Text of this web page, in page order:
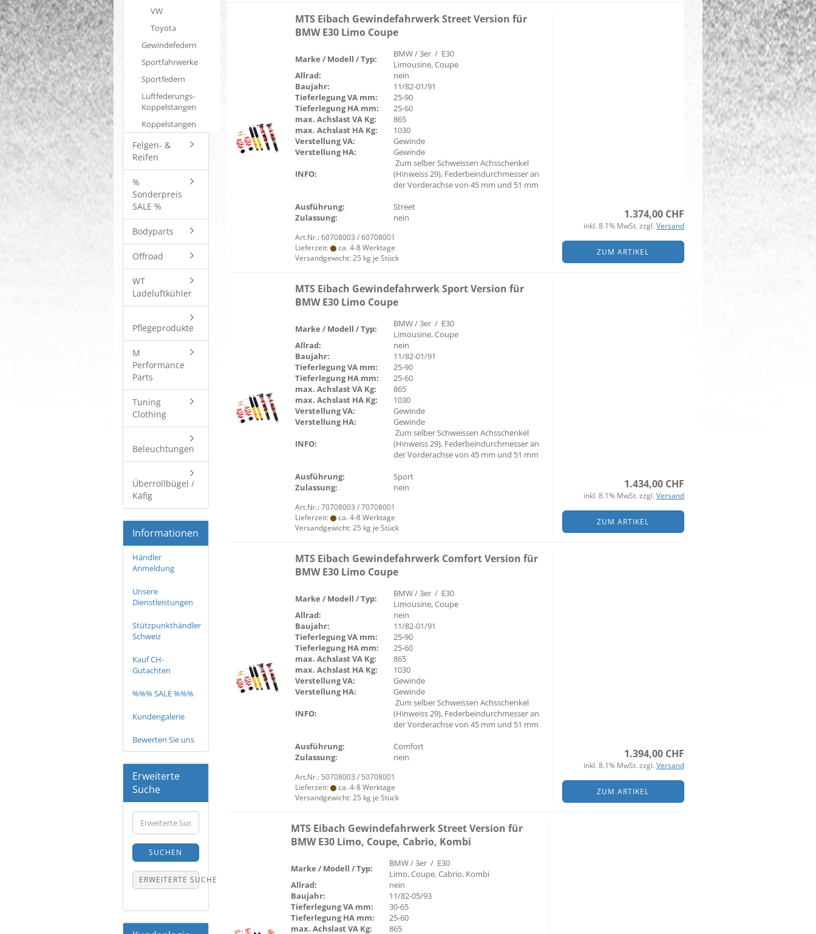
MTS Eibach Gewindefahrwerk Street Version für
BMW E30 Limo Coupe
Marke / Modell / Typ:
BMW / 3er / E30
Limousine, Coupe
Allrad:
nein
Baujahr:
11/82-01/91
Tieferlegung VA mm:
25-90
Tieferlegung HA mm:
25-60
max. Achslast VA Kg:
865
max. Achslast HA Kg:
1030
Verstellung VA:
Gewinde
Verstellung HA:
Gewinde
INFO:
Zum selber Schweissen Achsschenkel
(Hinweiss 29), Federbeindurchmesser an
der Vorderachse von 45 mm und 51 mm
Ausführung:
Street
Zulassung:
nein
Art.Nr.: 60708003 / 60708001
Lieferzeit:
ca. 4-8 Werktage
Versandgewicht:25 kg je Stück
1.374,00 CHF
inkl. 8.1% MwSt. zzgl. Versand
ZUM ARTIKEL
MTS Eibach Gewindefahrwerk Sport Version für
BMW E30 Limo Coupe
Marke / Modell / Typ:
BMW / 3er / E30
Limousine, Coupe
Allrad:
nein
Baujahr:
11/82-01/91
Tieferlegung VA mm:
25-90
Tieferlegung HA mm:
25-60
max. Achslast VA Kg:
865
max. Achslast HA Kg:
1030
Verstellung VA:
Gewinde
Verstellung HA:
Gewinde
INFO:
Zum selber Schweissen Achsschenkel
(Hinweiss 29), Federbeindurchmesser an
der Vorderachse von 45 mm und 51 mm
Ausführung:
Sport
Zulassung:
nein
Art.Nr.: 70708003 / 70708001
Lieferzeit:
ca. 4-8 Werktage
Versandgewicht:25 kg je Stück
1.434,00 CHF
inkl. 8.1% MwSt. zzgl. Versand
ZUM ARTIKEL
MTS Eibach Gewindefahrwerk Comfort Version für
BMW E30 Limo Coupe
Marke / Modell / Typ:
BMW / 3er / E30
Limousine, Coupe
Allrad:
nein
Baujahr:
11/82-01/91
Tieferlegung VA mm:
25-90
Tieferlegung HA mm:
25-60
max. Achslast VA Kg:
865
max. Achslast HA Kg:
1030
Verstellung VA:
Gewinde
Verstellung HA:
Gewinde
INFO:
Zum selber Schweissen Achsschenkel
(Hinweiss 29), Federbeindurchmesser an
der Vorderachse von 45 mm und 51 mm
Ausführung:
Comfort
Zulassung:
nein
Art.Nr.: 50708003 / 50708001
Lieferzeit:
ca. 4-8 Werktage
Versandgewicht:25 kg je Stück
1.394,00 CHF
inkl. 8.1% MwSt. zzgl. Versand
ZUM ARTIKEL
MTS Eibach Gewindefahrwerk Street Version für
BMW E30 Limo, Coupe, Cabrio, Kombi
Marke / Modell / Typ:
BMW / 3er / E30
Limo, Coupe, Cabrio, Kombi
Allrad:
nein
Baujahr:
11/82-05/93
Tieferlegung VA mm:
30-65
Tieferlegung HA mm:
25-60
max. Achslast VA Kg:
865
VW
Toyota
Gewindefedern
Sportfahrwerke
Sportfedern
Luftfederungs-
Koppelstangen
Koppelstangen
Felgen- &
Reifen
%
Sonderpreis
SALE %
Bodyparts
Offroad
WT
Ladeluftkühler
Pflegeprodukte
M
Performance
Parts
Tuning
Clothing
Beleuchtungen
Überrollbügel /
Käfig
Informationen
Händler
Anmeldung
Unsere
Dienstleistungen
Stützpunkthändler
Schweiz
Kauf CH-
Gutachten
%%% SALE %%%
Kundengalerie
Bewerten Sie uns
Erweiterte
Suche
Erweiterte
Suche
SUCHEN
ERWEITERTE SUCHE